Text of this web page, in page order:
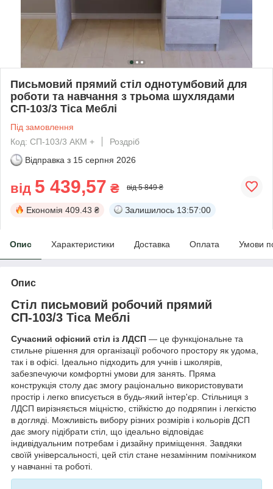
Письмовий прямий стіл однотумбовий для
роботи та навчання з трьома шухлядами
СП-103/3 Тіса Меблі
Під замовлення
Код: СП-103/3 АКМ +
Роздріб
Відправка з 15 серпня 2026
від 5 439,57 ₴ від 5 849 ₴
Економія 409.43 ₴ Залишилось 13:56:59
Опис Характеристики Доставка Оплата Умови
Опис
Стіл письмовий робочий прямий
СП-103/3 Тіса Меблі
Сучасний офісний стіл із ЛДСП — це функціональне та
стильне рішення для організації робочого простору як удома,
так і в офісі. Ідеально підходить для учнів і школярів,
забезпечуючи комфортні умови для занять. Пряма
конструкція столу дає змогу раціонально використовувати
простір і легко вписується в будь-який інтер'єр. Стільниця з
ЛДСП вирізняється міцністю, стійкістю до подряпин і легкістю
в догляді. Можливість вибору різних розмірів і кольорів ДСП
дає змогу підібрати стіл, що ідеально відповідає
індивідуальним потребам і дизайну приміщення. Завдяки
своїй універсальності, цей стіл стане незамінним помічником
у навчанні та роботі.